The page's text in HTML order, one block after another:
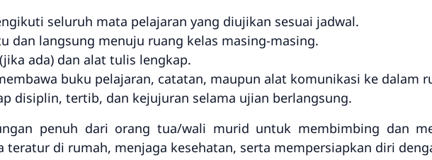
seluruh mata pelajaran yang diujikan sesuai jadwal.
dan langsung menuju ruang kelas masing-masing.
ada) dan alat tulis lengkap.
buku pelajaran, catatan, maupun alat komunikasi ke dalam
disiplin, tertib, dan kejujuran selama ujian berlangsung.
penuh dari orang tua/wali murid untuk membimbing dan
teratur di rumah, menjaga kesehatan, serta mempersiapkan diri